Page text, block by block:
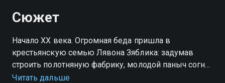
Сюжет
Начало XX века. Огромная беда пришла в
крестьянскую семью Лявона Зяблика: задумав
строить полотняную фабрику, молодой паныч согнал
их с выкупленной земли и разрушил дом, в котором
Читать дальше